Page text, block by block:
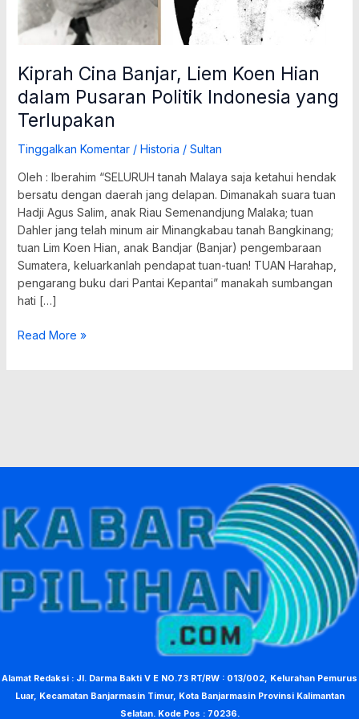
Kiprah Cina Banjar, Liem Koen Hian
dalam Pusaran Politik Indonesia yang
Terlupakan
Tinggalkan Komentar / Historia / Sultan
Oleh : Iberahim “SELURUH tanah Malaya saja ketahui hendak
bersatu dengan daerah jang delapan. Dimanakah suara tuan
Hadji Agus Salim, anak Riau Semenandjung Malaka; tuan
Dahler jang telah minum air Minangkabau tanah Bangkinang;
tuan Lim Koen Hian, anak Bandjar (Banjar) pengembaraan
Sumatera, keluarkanlah pendapat tuan-tuan! TUAN Harahap,
pengarang buku dari Pantai Kepantai” manakah sumbangan
hati […]
Indonesia
yang
Terlupakan
Read More »
Alamat Redaksi : Jl. Darma Bakti V E NO.73 RT/RW : 013/002, Kelurahan Pemurus
Luar, Kecamatan Banjarmasin Timur, Kota Banjarmasin Provinsi Kalimantan
Selatan. Kode Pos : 70236.